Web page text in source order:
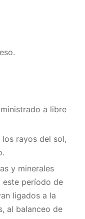
a libre
rayos del sol,
y minerales
este período de
ligados a la
al balanceo de